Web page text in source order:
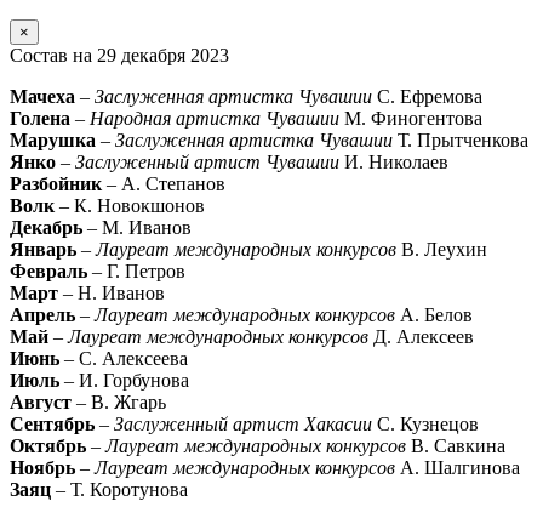
×
Состав на 29 декабря 2023
Мачеха – Заслуженная артистка Чувашии С. Ефремова
Голена – Народная артистка Чувашии М. Финогентова
Марушка – Заслуженная артистка Чувашии Т. Прытченкова
Янко – Заслуженный артист Чувашии И. Николаев
Разбойник – А. Степанов
Волк – К. Новокшонов
Декабрь – М. Иванов
Январь –Лауреат международных конкурсов В. Леухин
Февраль – Г. Петров
Март – Н. Иванов
Апрель –Лауреат международных конкурсов А. Белов
Май –Лауреат международных конкурсов Д. Алексеев
Июнь – С. Алексеева
Июль – И. Горбунова
Август – В. Жгарь
Сентябрь – Заслуженный артист Хакасии С. Кузнецов
Октябрь –Лауреат международных конкурсов В. Савкина
Ноябрь –Лауреат международных конкурсов А. Шалгинова
Заяц – Т. Коротунова